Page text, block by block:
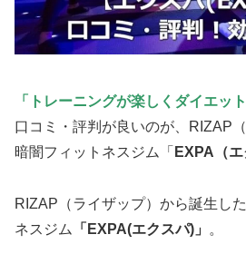
「トレーニングが楽しく ダイエッ
口コミ・評判が良いのが、RIZAP
暗闇フィットネスジム「 EXPA（エ
RIZAP（ライザップ）から誕生し
ネスジム
「EXPA(エクスパ)」 。